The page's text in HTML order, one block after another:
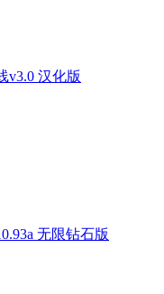
v3.0 汉化版
无限钻石版